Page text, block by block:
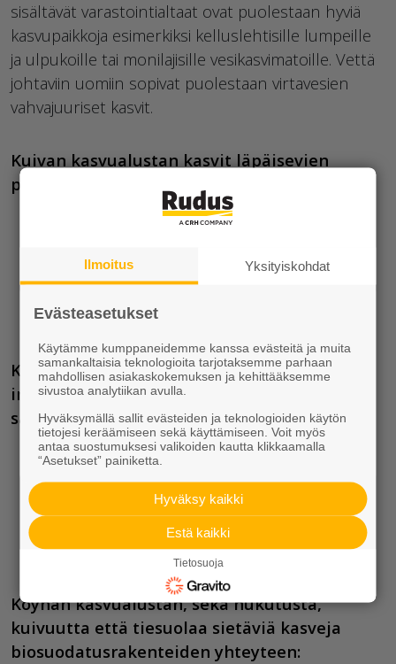
sisältävät varastointialtaat ovat puolestaan hyviä
kasvupaikkoja esimerkiksi kelluslehtisille lumpeille
ja ulpukoille tai monilajisille vesikasvimatoille. Vettä
johtaviin uomiin sopivat puolestaan virtavesien
vahvajuuriset kasvit.
Kuivan kasvualustan kasvit läpäisevien
pintojen yhteyteen:
Kuivuutta ja hukutusta kestäviä kasveja
imeytysaltaiden ja -painanteiden sekä
sadepuutarhojen yhteyteen:
Köyhän kasvualustan, sekä hukutusta,
kuivuutta että tiesuolaa sietäviä kasveja
biosuodatusrakenteiden yhteyteen:
Ilmoitus Yksityiskohdat
Evästeasetukset
Käytämme kumppaneidemme kanssa evästeitä ja muita
samankaltaisia teknologioita tarjotaksemme parhaan
mahdollisen asiakaskokemuksen ja kehittääksemme
sivustoa analytiikan avulla.
Hyväksymällä sallit evästeiden ja teknologioiden käytön
tietojesi keräämiseen sekä käyttämiseen. Voit myös
antaa suostumuksesi valikoiden kautta klikkaamalla
“Asetukset” painiketta.
Hyväksy kaikki
Estä kaikki
Tietosuoja